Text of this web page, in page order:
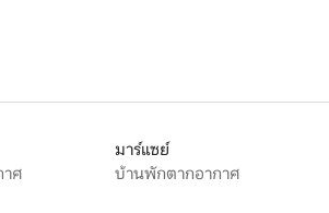
ศ
มาร์แซย์
บ้านพักตากอากาศ